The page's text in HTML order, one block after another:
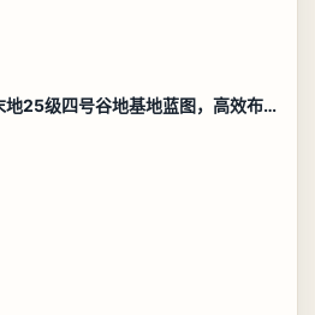
明日方舟终末地25级四号谷地基地蓝图，高效布局规划